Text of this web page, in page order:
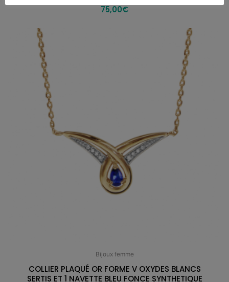
75,00€
Bijoux femme
COLLIER PLAQUÉ OR FORME V OXYDES BLANCS
SERTIS ET 1 NAVETTE BLEU FONCE SYNTHETIQUE